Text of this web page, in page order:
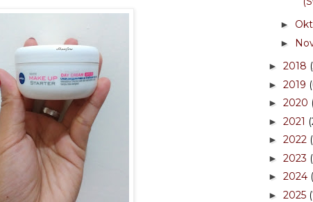
► Okt
►
► 2018
► 2019
► 2020
► 2021
► 2022
► 2023
► 2024
► 2025